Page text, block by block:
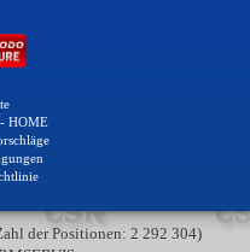
HOME
der Positionen: 2 292 304)